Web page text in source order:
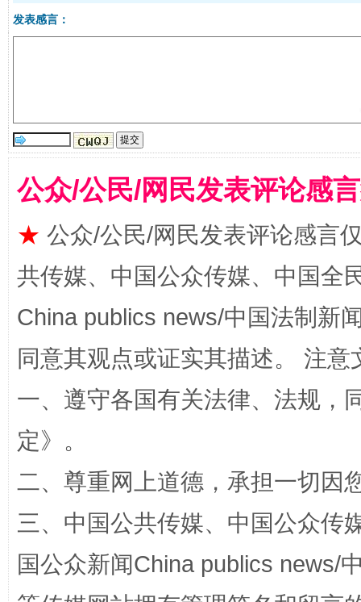
阿坝州三大球赛在茂县开幕 规模
国家大学科技园优化重塑工作
发表感言：
公众/公民/网民发表评论感
★ 公众/公民/网民发表评论感言
共传媒、中国公众传媒、中国全
China publics news/中国法制新
同意其观点或证实其描述。 注
一、遵守各国有关法律、法规，
定》。
二、尊重网上道德，承担一切因
三、中国公共传媒、中国公众传
国公众新闻China publics news/